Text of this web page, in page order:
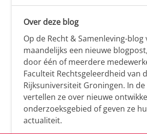
Over deze blog
Op de Recht & Samenleving-blog
maandelijks een nieuwe
door één of meerdere
Faculteit Rechtsgeleerdheid van
Rijksuniversiteit Groningen. In
vertellen ze over nieuwe
onderzoeksgebied of geven ze
actualiteit.